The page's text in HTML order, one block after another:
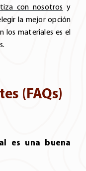
con nosotros y
la mejor opción
los materiales es el
(FAQs)
es una buena